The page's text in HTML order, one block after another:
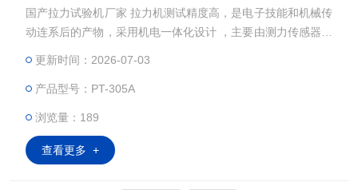
国产拉力试验机厂家 拉力机测试精度高，是电子技能和机械传
动连系后的产物，采用机电一体化设计 ，主要由测力传感器、
更新时间：2026-07-03
产品型号：PT-305A
浏览量：189
查看更多 +